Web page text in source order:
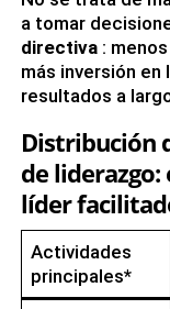
a tomar
directiva :
más inversión
resultados a
Distribución
de
líder
Actividades
principales*